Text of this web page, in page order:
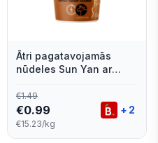
Ātri pagatavojamās
nūdeles Sun Yan ar
€1.49
€0.99
€15.23/kg
+ 2